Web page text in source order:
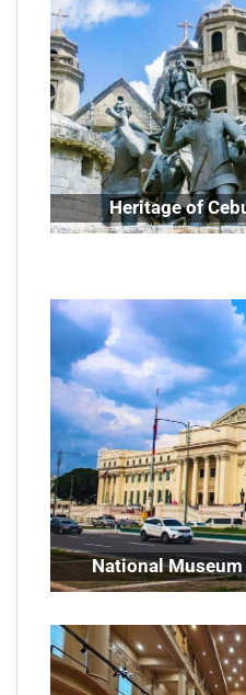
Heritage of
National